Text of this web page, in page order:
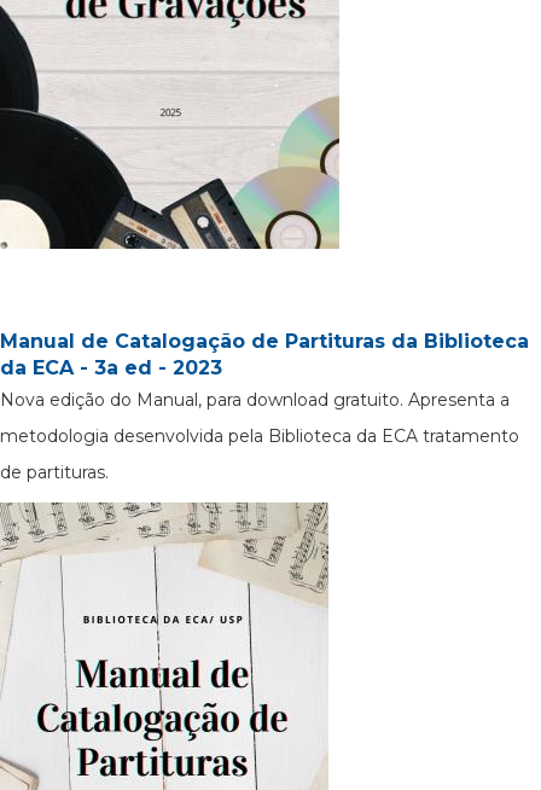
Manual de Catalogação de Partituras da Biblioteca
da ECA - 3a ed - 2023
Nova edição do Manual, para download gratuito. Apresenta a
metodologia desenvolvida pela Biblioteca da ECA tratamento
de partituras.